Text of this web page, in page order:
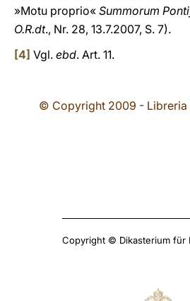
»Motu proprio« Summorum
O.R.dt., Nr. 28, 13.7.2007, S. 7).
[4] Vgl. ebd. Art. 11.
© Copyright 2009 - Libreria
Copyright © Dikasterium für